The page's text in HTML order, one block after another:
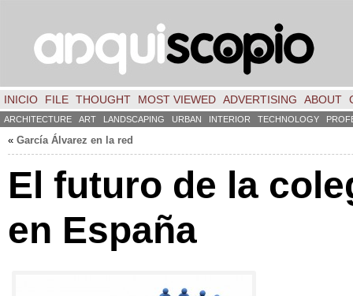
INICIO FILE THOUGHT MOST VIEWED ADVERTISING ABOUT
ARCHITECTURE ART LANDSCAPING URBAN INTERIOR TECHNOLOGY
« García Álvarez en la red
El futuro de la
en España